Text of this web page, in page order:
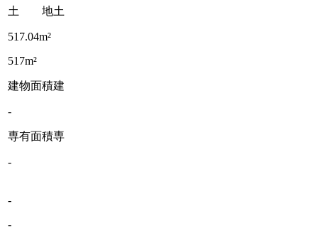
土 地土
517.04m²
517m²
建物面積建
-
専有面積専
-
-
-